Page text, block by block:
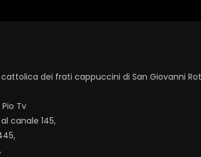
dei frati cappuccini di San Giovanni
Tv
canale 145,